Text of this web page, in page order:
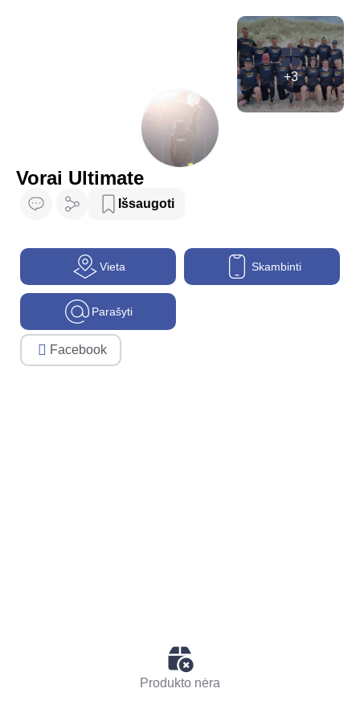
+3
Vorai Ultimate
Išsaugoti
Vieta Skambinti
Parašyti
Facebook
Produkto nėra